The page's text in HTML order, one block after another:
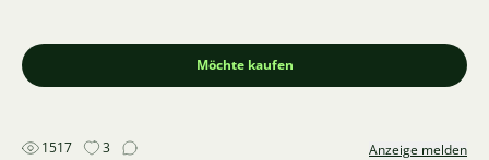
Möchte kaufen
1517 3 Anzeige melden